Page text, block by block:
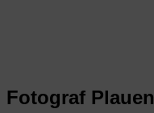
Fotograf Plauen